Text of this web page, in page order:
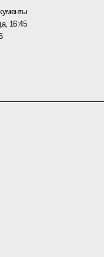
16:45